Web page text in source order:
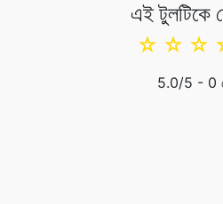
এই টুলটিকে
☆
☆
☆
5.0/5 - 0